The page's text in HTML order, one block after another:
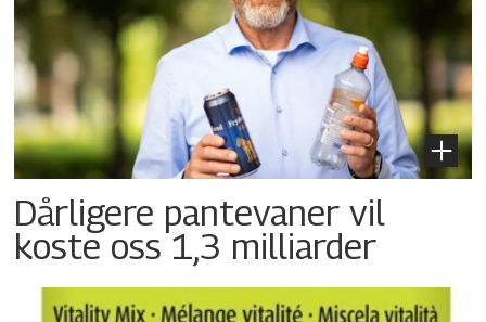
Dårligere pantevaner vil
koste oss 1,3 milliarder